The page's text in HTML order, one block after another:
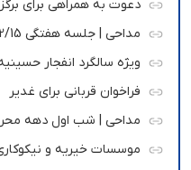
دعوت به همراهی برای
مداحی | جلسه هفتگی 1403/02/15 ، حاج علی اکبری
ویژه سالگرد انفجار
فراخوان قربانی برای غدیر
مداحی | شب اول دهه محرم 1403/
موسسات خیریه و